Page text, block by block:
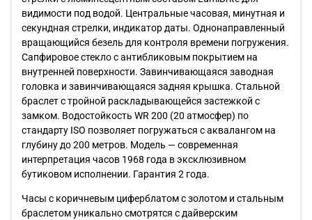
видимости под водой. Центральные часовая, минутная и
секундная стрелки, индикатор даты. Однонаправленный
вращающийся безель для контроля времени погружения.
Сапфировое стекло с антибликовым покрытием на
внутренней поверхности. Завинчивающаяся заводная
головка и завинчивающаяся задняя крышка. Стальной
браслет с тройной раскладывающейся застежкой с
замком. Водостойкость WR 200 (20 атмосфер) по
стандарту ISO позволяет погружаться с аквалангом на
глубину до 200 метров. Модель — современная
интерпретация часов 1968 года в эксклюзивном
бутиковом исполнении. Гарантия 2 года.
Часы с коричневым циферблатом с золотом и стальным
браслетом уникально смотрятся с дайверским